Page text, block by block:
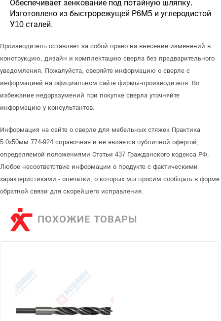
Обеспечивает зенкование под потайную шляпку.
Изготовлено из быстрорежущей Р6М5 и углеродистой
У10 сталей.
Производитель оставляет за собой право на внесение изменений в
конструкцию, дизайн и комплектацию сверла без предварительного
уведомления. Пожалуйста, сверяйте информацию о сверле с
информацией на официальном сайте фирмы-производителя. Во
избежание недоразумений при покупке сверла уточняйте
информацию у консультантов.
Информация на сайте о сверле для мебельных стяжек Практика
5.0х50мм 774-924 справочная и не является публичной офертой,
определяемой положениями Статьи 437 Гражданского кодекса РФ.
Любое несоответствие информации о продукте с фактическими
характеристиками - опечатки, о которых мы просим сообщать в форме
обратной связи для скорейшего исправления.
ПОХОЖИЕ ТОВАРЫ